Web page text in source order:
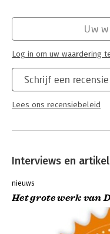
Hoofdrubriek:
Serie:
Schrijf een recensie
Lees ons recensiebeleid
Uw
Log in om uw waardering
Interviews en
nieuws
Het grote werk van